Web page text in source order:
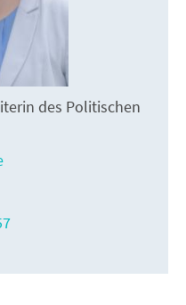
des Politischen